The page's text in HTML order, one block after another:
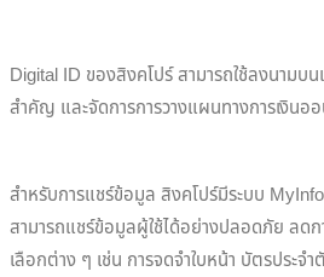
Digital ID ของสิงคโปร์ สามารถใช้ลงนามบ
สำคัญ และจัดการการวางแผนทางการเงินอ
สำหรับการแชร์ข้อมูล สิงคโปร์มีระบบ
สามารถแชร์ข้อมูลผู้ใช้ได้อย่างปลอดภัย ลด
เลือกต่าง ๆ เช่น การจดจำใบหน้า บัตรประจ